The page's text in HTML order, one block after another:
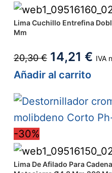
Lima Cuchillo Entrefina
Mm
20,30€ 14,21 € IVA
Añadir al carrito
-30%
Lima De Afilado Para